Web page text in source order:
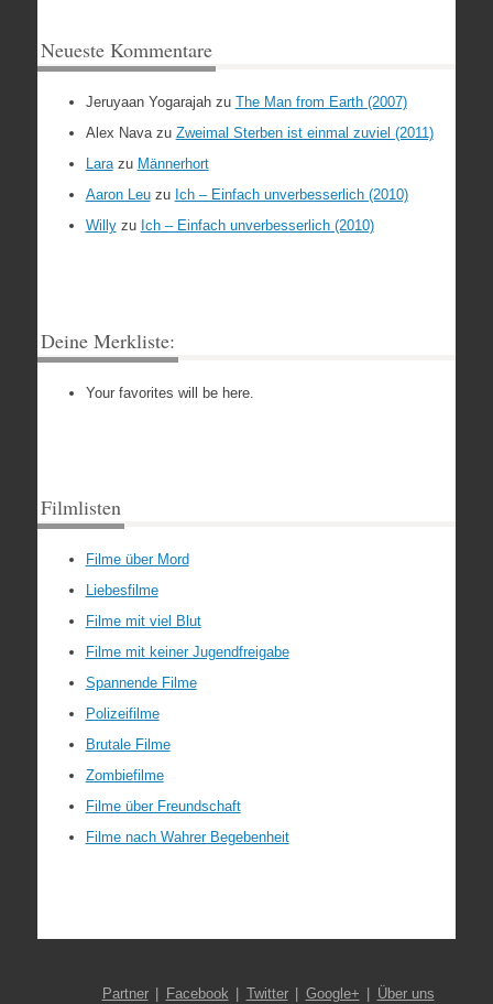
Neueste Kommentare
Jeruyaan Yogarajahzu The Man from Earth (2007)
Alex Navazu Zweimal Sterben ist einmal zuviel (2011)
Larazu Männerhort
Aaron Leuzu Ich – Einfach unverbesserlich (2010)
Willyzu Ich – Einfach unverbesserlich (2010)
Deine Merkliste:
Your favorites will be here.
Filmlisten
Filme über Mord
Liebesfilme
Filme mit viel Blut
Filme mit keiner Jugendfreigabe
Spannende Filme
Polizeifilme
Brutale Filme
Zombiefilme
Filme über Freundschaft
Filme nach Wahrer Begebenheit
Partner Facebook Twitter Google+ Über uns